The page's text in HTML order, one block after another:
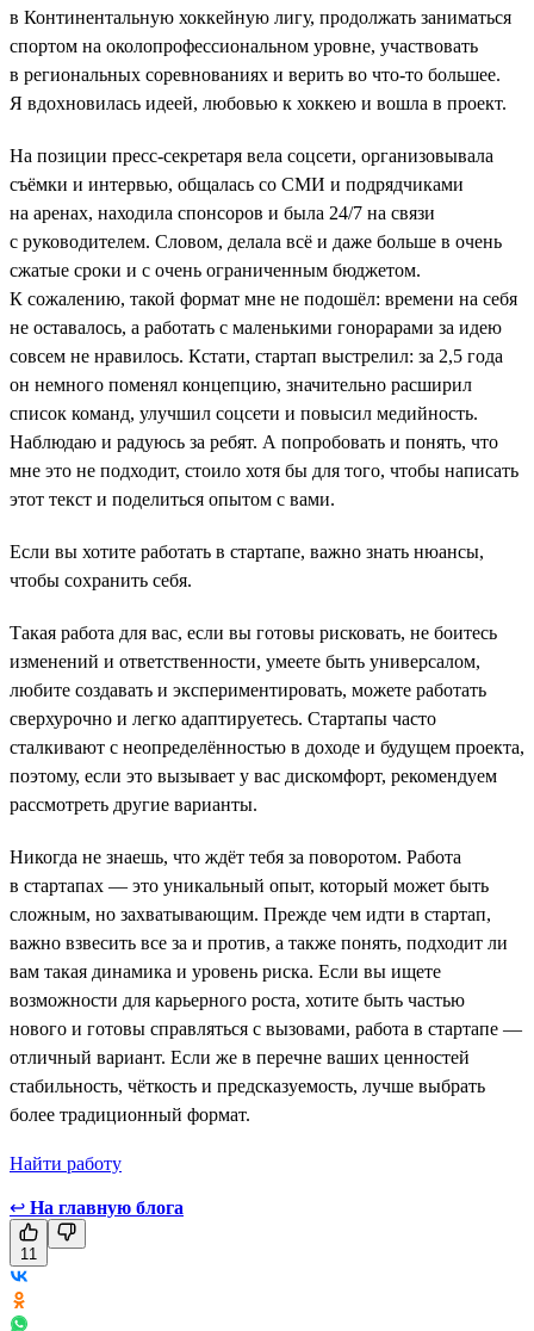
в Континентальную хоккейную лигу, продолжать заниматься
спортом на околопрофессиональном уровне, участвовать
в региональных соревнованиях и верить во что-то большее.
Я вдохновилась идеей, любовью к хоккею и вошла в проект.
На позиции пресс-секретаря вела соцсети, организовывала
съёмки и интервью, общалась со СМИ и подрядчиками
на аренах, находила спонсоров и была 24/7 на связи
с руководителем. Словом, делала всё и даже больше в очень
сжатые сроки и с очень ограниченным бюджетом.
К сожалению, такой формат мне не подошёл: времени на себя
не оставалось, а работать с маленькими гонорарами за идею
совсем не нравилось. Кстати, стартап выстрелил: за 2,5 года
он немного поменял концепцию, значительно расширил
список команд, улучшил соцсети и повысил медийность.
Наблюдаю и радуюсь за ребят. А попробовать и понять, что
мне это не подходит, стоило хотя бы для того, чтобы написать
этот текст и поделиться опытом с вами.
Если вы хотите работать в стартапе, важно знать нюансы,
чтобы сохранить себя.
Такая работа для вас, если вы готовы рисковать, не боитесь
изменений и ответственности, умеете быть универсалом,
любите создавать и экспериментировать, можете работать
сверхурочно и легко адаптируетесь. Стартапы часто
сталкивают с неопределённостью в доходе и будущем проекта,
поэтому, если это вызывает у вас дискомфорт, рекомендуем
рассмотреть другие варианты.
Никогда не знаешь, что ждёт тебя за поворотом. Работа
в стартапах — это уникальный опыт, который может быть
сложным, но захватывающим. Прежде чем идти в стартап,
важно взвесить все за и против, а также понять, подходит ли
вам такая динамика и уровень риска. Если вы ищете
возможности для карьерного роста, хотите быть частью
нового и готовы справляться с вызовами, работа в стартапе —
отличный вариант. Если же в перечне ваших ценностей
стабильность, чёткость и предсказуемость, лучше выбрать
более традиционный формат.
Найти работу
↩ На главную блога
11